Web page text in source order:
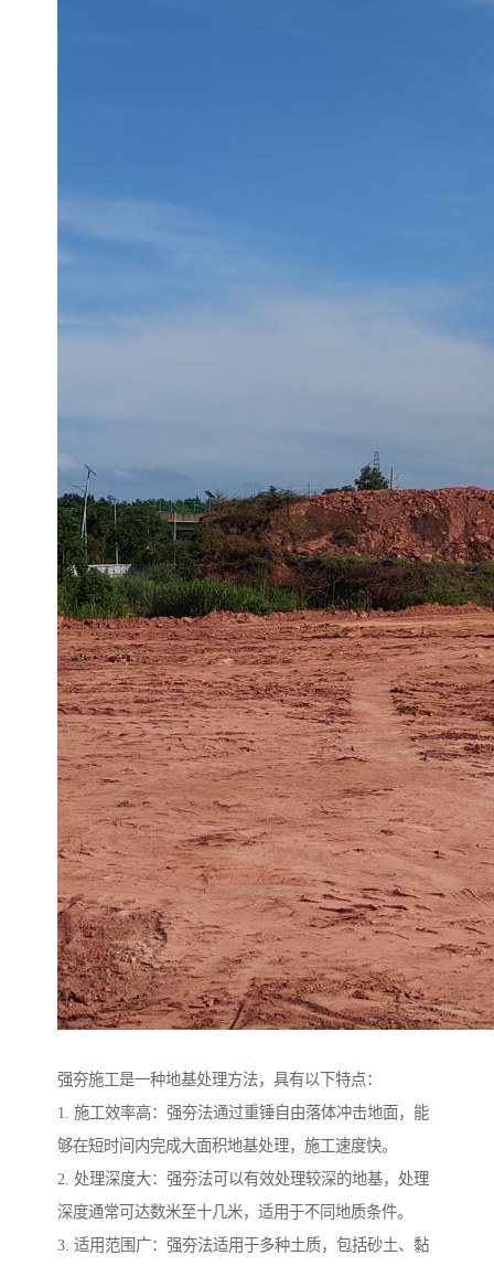
强夯施工是一种地基处理方法，具有以下特点：
1. 施工效率高：强夯法通过重锤自由落体冲击地面，能
够在短时间内完成大面积地基处理，施工速度快。
2. 处理深度大：强夯法可以有效处理较深的地基，处理
深度通常可达数米至十几米，适用于不同地质条件。
3. 适用范围广：强夯法适用于多种土质，包括砂土、黏